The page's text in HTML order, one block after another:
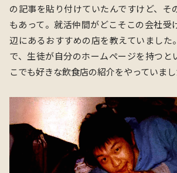
の記事を貼り付けていたんですけど、そ
もあって。就活仲間がどこそこの会社受
辺にあるおすすめの店を教えていました
で、生徒が自分のホームページを持つと
こでも好きな飲食店の紹介をやっていまし